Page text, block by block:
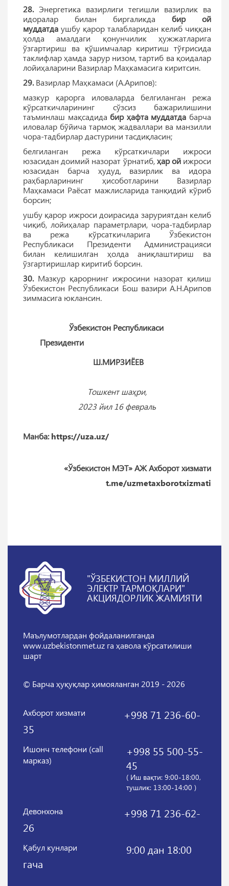
28.Энергетика вазирлиги тегишли вазирлик ва
идоралар билан биргаликда бир ой
муддатда ушбу қарор талабларидан келиб чиққан
ҳолда амалдаги қонунчилик ҳужжатларига
ўзгартириш ва қўшимчалар киритиш тўғрисида
таклифлар ҳамда зарур низом, тартиб ва қоидалар
лойиҳаларини Вазирлар Маҳкамасига киритсин.
29.Вазирлар Маҳкамаси (А.Арипов):
мазкур қарорга иловаларда белгиланган режа
кўрсаткичларининг сўзсиз бажарилишини
таъминлаш мақсадида бир ҳафта муддатда барча
иловалар бўйича тармоқ жадваллари ва манзилли
чора-тадбирлар дастурини тасдиқласин;
белгиланган режа кўрсаткичлари ижроси
юзасидан доимий назорат ўрнатиб,ҳар ойижроси
юзасидан барча ҳудуд, вазирлик ва идора
раҳбарларининг ҳисоботларини Вазирлар
Маҳкамаси Раёсат мажлисларида танқидий кўриб
борсин;
ушбу қарор ижроси доирасида заруриятдан келиб
чиқиб, лойиҳалар параметрлари, чора-тадбирлар
ва режа кўрсаткичларига Ўзбекистон
Республикаси Президенти Администрацияси
билан келишилган ҳолда аниқлаштириш ва
ўзгартиришлар киритиб борсин.
30.Мазкур қарорнинг ижросини назорат қилиш
Ўзбекистон Республикаси Бош вазири А.Н.Арипов
зиммасига юклансин.
Ўзбекистон Республикаси
Президенти
Ш.МИРЗИЁЕВ
Тошкент шаҳри,
2023 йил 16 февраль
Манба: https://uza.uz/
«Ўзбекистон МЭТ» АЖ Ахборот хизмати
t.me/uzmetaxborotxizmati
"ЎЗБЕКИСТОН МИЛЛИЙ
ЭЛЕКТР ТАРМОҚЛАРИ"
АКЦИЯДОРЛИК ЖАМИЯТИ
Маълумотлардан фойдаланилганда
www.uzbekistonmet.uz га ҳавола кўрсатилиши
шарт
© Барча ҳуқуқлар ҳимояланган 2019 - 2026
Ахборот хизмати
+998 71 236-60-
35
Ишонч телефони (call
марказ)
+998 55 500-55-
45
( Иш вақти: 9:00-18:00,
тушлик: 13:00-14:00 )
Девонхона
+998 71 236-62-
26
Қабул кунлари
9:00 дан 18:00
гача